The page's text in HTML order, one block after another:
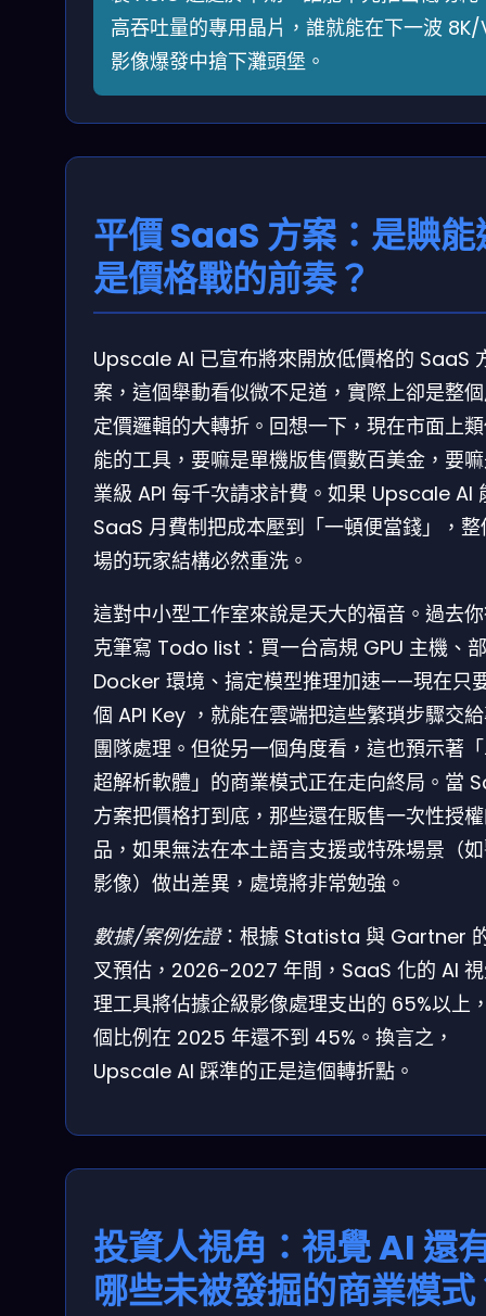
高吞吐量的專用晶片，誰就能在下一波 8K/
影像爆發中搶下灘頭堡。
平價 SaaS 方案：是賟能
是價格戰的前奏？
Upscale AI 已宣布將來開放低價格的 SaaS
案，這個舉動看似微不足道，實際上卻是整
定價邏輯的大轉折。回想一下，現在市面上
能的工具，要嘛是單機版售價數百美金，要
業級 API 每千次請求計費。如果 Upscale AI
SaaS 月費制把成本壓到「一頓便當錢」，整
場的玩家結構必然重洗。
這對中小型工作室來說是天大的福音。過去
克筆寫 Todo list：買一台高規 GPU 主機、
Docker 環境、搞定模型推理加速——現在只
個 API Key ，就能在雲端把這些繁瑣步驟交
團隊處理。但從另一個角度看，這也預示著
超解析軟體」的商業模式正在走向終局。當
方案把價格打到底，那些還在販售一次性授
品，如果無法在本土語言支援或特殊場景（
影像）做出差異，處境將非常勉強。
數據/案例佐證：根據 Statista 與 Gartner
叉預估，2026-2027 年間，SaaS 化的 AI
理工具將佔據企級影像處理支出的 65%以上
個比例在 2025 年還不到 45%。換言之，
Upscale AI 踩準的正是這個轉折點。
投資人視角：視覺 AI 還
哪些未被發掘的商業模式